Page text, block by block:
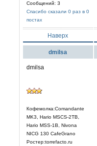
Сообщений: 3
Спасибо сказали 0 раз в 0
постах
Наверх
dmilsa
dmilsa
Кофемолка:Comandante
MK3, Hario MSCS-2TB,
Hario MSS-1B, Nivona
NICG 130 CafeGrano
Ростер:torrefacto.ru